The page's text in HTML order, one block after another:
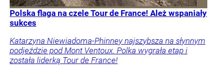
Polska flaga na czele Tour de France! Ależ wspaniały
sukces
Katarzyna Niewiadoma-Phinney najszybsza na słynnym
podjeździe pod Mont Ventoux. Polka wygrała etap i
została liderką Tour de France!